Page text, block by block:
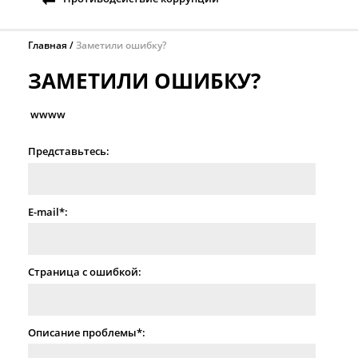
Главная Заметили ошибку?
ЗАМЕТИЛИ ОШИБКУ?
wwww
Представьтесь:
E-mail*:
Страница с ошибкой:
Описание проблемы*: